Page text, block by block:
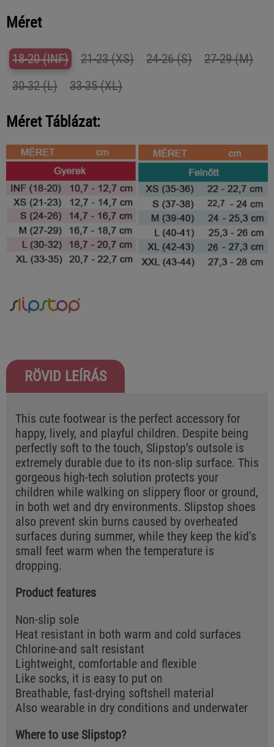
Méret
18-20 (INF) 21-23 (XS) 24-26 (S)
27-29 (M)
30-32 (L)
33-35 (XL)
Méret Táblázat:
RÖVID LEÍRÁS
This cute footwear is the perfect accessory for
happy, lively, and playful children. Despite being
perfectly soft to the touch, Slipstop’s outsole is
extremely durable due to its non-slip surface. This
gorgeous high-tech solution protects your
children while walking on slippery floor or ground,
in both wet and dry environments. Slipstop shoes
also prevent skin burns caused by overheated
surfaces during summer, while they keep the kid’s
small feet warm when the temperature is
dropping.
Product features
Non-slip sole
Heat resistant in both warm and cold surfaces
Chlorine-and salt resistant
Lightweight, comfortable and flexible
Like socks, it is easy to put on
Breathable, fast-drying softshell material
Also wearable in dry conditions and underwater
Where to use Slipstop?